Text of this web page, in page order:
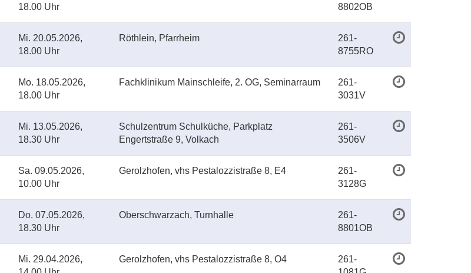
18.00 Uhr
8802OB
Mi. 20.05.2026,
18.00 Uhr
Röthlein, Pfarrheim
261-
8755RO
Mo. 18.05.2026,
18.00 Uhr
Fachklinikum Mainschleife, 2. OG, Seminarraum
261-
3031V
Mi. 13.05.2026,
18.30 Uhr
Schulzentrum Schulküche, Parkplatz
Engertstraße 9, Volkach
261-
3506V
Sa. 09.05.2026,
10.00 Uhr
Gerolzhofen, vhs Pestalozzistraße 8, E4
261-
3128G
Do. 07.05.2026,
18.30 Uhr
Oberschwarzach, Turnhalle
261-
8801OB
Mi. 29.04.2026,
Gerolzhofen, vhs Pestalozzistraße 8, O4
261-